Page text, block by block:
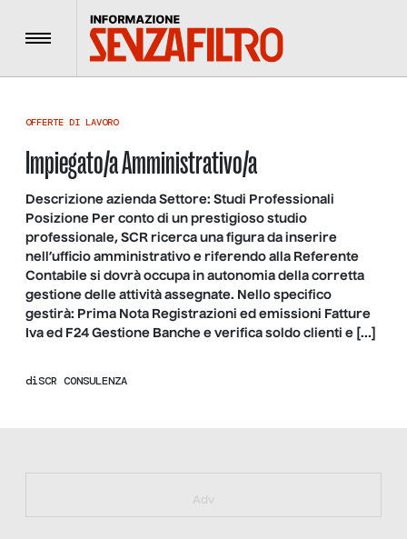
Menu
OFFERTE DI LAVORO
Impiegato/a Amministrativo/a
Descrizione azienda Settore: Studi Professionali
Posizione Per conto di un prestigioso studio
professionale, SCR ricerca una figura da inserire
nell’ufficio amministrativo e riferendo alla Referente
Contabile si dovrà occupa in autonomia della corretta
gestione delle attività assegnate. Nello specifico
gestirà: Prima Nota Registrazioni ed emissioni Fatture
Iva ed F24 Gestione Banche e verifica soldo clienti e […]
diSCR CONSULENZA
https://bit.ly/muster_aggiornamento
Adv